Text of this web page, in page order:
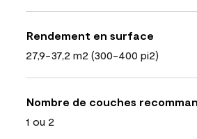
Rendement en surface
27,9-37,2 m2 (300-400 pi2)
Nombre de couches
1 ou 2